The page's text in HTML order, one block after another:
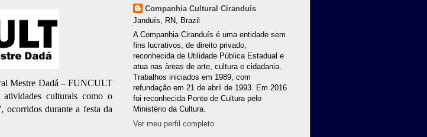
Mestre Dadá – FUNCULT
atividades culturais como o
ocorridos durante a festa da
Companhia Cultural Ciranduís
Janduís, RN, Brazil
A Companhia Ciranduís é uma entidade sem
fins lucrativos, de direito privado,
reconhecida de Utilidade Pública Estadual e
atua nas àreas de arte, cultura e cidadania.
Trabalhos iniciados em 1989, com
refundação em 21 de abril de 1993. Em 2016
foi reconhecida Ponto de Cultura pelo
Ministério da Cultura.
Ver meu perfil completo